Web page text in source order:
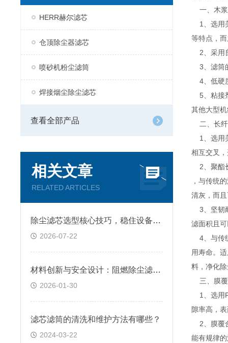
HERR赫尔滤芯
仓顶除尘器滤芯
喷砂机粉尘滤筒
焊接烟尘除尘滤芯
查看全部产品
相关文章
RELATED ARTICLES
除尘滤芯选型核心技巧，稳住设备除尘工况
2026-07-22
材料创新与安全设计：阻燃除尘滤筒技术原理及跨行业应用深析
2026-01-30
滤芯滤筒的清洗和维护方法有哪些？
2024-03-22
一、木浆
1、选用
等特点，
2、采用
3、滤筒
4、低硬
5、粘接
其他大型
二、长纤
1、选用
相互交叉
2、聚酯
，与传统
清灰，而
3、坚韧
滤面积且
4、与传
用寿命。
料，净化
三、膜覆
1、选用
隙率高，
2、膜覆
能有规律